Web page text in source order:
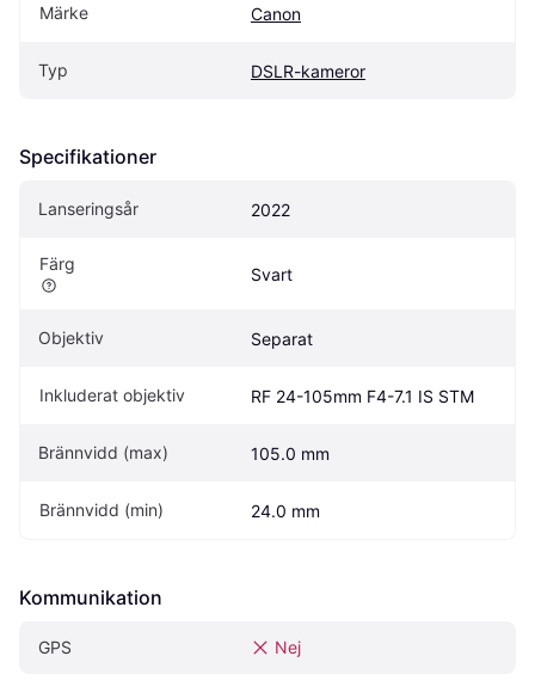
Märke Canon
Typ DSLR-kameror
Specifikationer
Lanseringsår 2022
Färg
Svart
Objektiv Separat
Inkluderat objektiv RF 24-105mm F4-7.1 IS STM
Brännvidd (max) 105.0 mm
Brännvidd (min) 24.0 mm
Kommunikation
GPS Nej